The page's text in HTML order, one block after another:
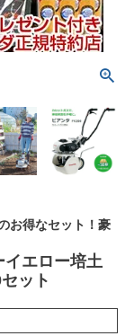
お得なセット！豪
エロー培土
ット